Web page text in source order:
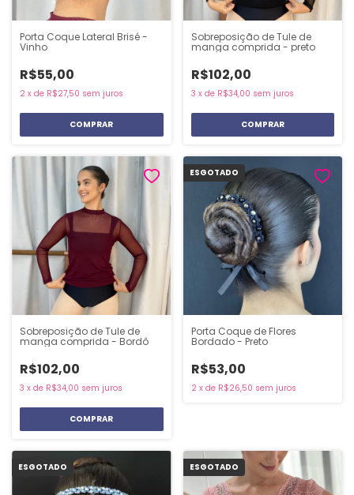
Porta Coque Lateral Brisé -
Vinho
R$55,00
2 x de R$27,50 sem juros
Sobreposição de Tule de
manga comprida - preto
R$102,00
3 x de R$34,00 sem juros
COMPRAR
Sobreposição de Tule de
manga comprida - Bordô
R$102,00
3 x de R$34,00 sem juros
COMPRAR
ESGOTADO
Porta Coque de Flores
Bordado - Preto
R$53,00
2 x de R$26,50 sem juros
ESGOTADO ESGOTADO